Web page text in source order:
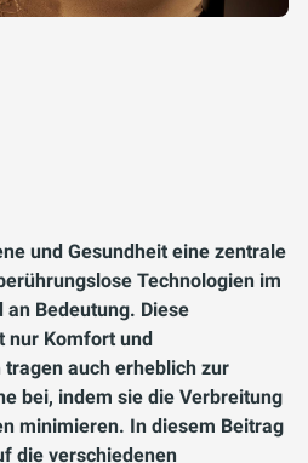
und Gesundheit eine zentrale
Technologien im
Bedeutung. Diese
nur Komfort und
auch erheblich zur
bei, indem sie die Verbreitung
minimieren. In diesem Beitrag
die verschiedenen